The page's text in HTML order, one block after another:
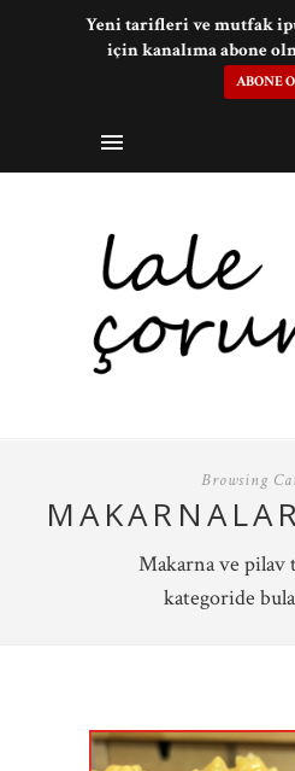
Browsing
Makarna ve
kategoride
Yeni tarifleri ve mutfak
için kanalıma abone
ABONE